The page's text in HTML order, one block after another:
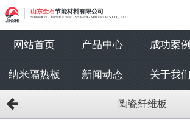
山东金石节能材料有限公司
SHANDONG JINSHI ENERGY-SAVING MATERIALS CO., LTD.
网站首页 产品中心 成功案例
纳米隔热板 新闻动态 关于我们
陶瓷纤维板